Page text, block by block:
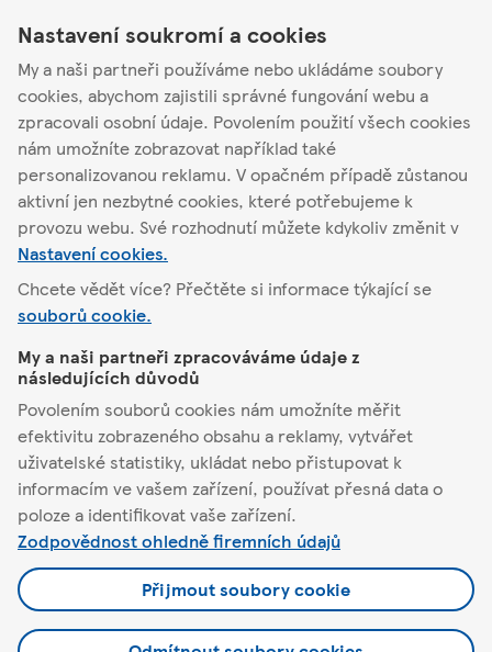
Nastavení soukromí a cookies
My a naši partneři používáme nebo ukládáme soubory
cookies, abychom zajistili správné fungování webu a
zpracovali osobní údaje. Povolením použití všech cookies
nám umožníte zobrazovat například také
personalizovanou reklamu. V opačném případě zůstanou
aktivní jen nezbytné cookies, které potřebujeme k
provozu webu. Své rozhodnutí můžete kdykoliv změnit v
Nastavení cookies.
Chcete vědět více? Přečtěte si informace týkající se
souborů cookie.
My a naši partneři zpracováváme údaje z
následujících důvodů
Povolením souborů cookies nám umožníte měřit
efektivitu zobrazeného obsahu a reklamy, vytvářet
uživatelské statistiky, ukládat nebo přistupovat k
informacím ve vašem zařízení, používat přesná data o
poloze a identifikovat vaše zařízení.
Zodpovědnost ohledně firemních údajů
Přijmout soubory cookie
41705
Otevřené-Zavírá v 20:00
Podrobnosti o obchodu
Osek u Duchcova
Tesco
Pomůžeme vám
Co nabízíme
Podmínky a nastavení